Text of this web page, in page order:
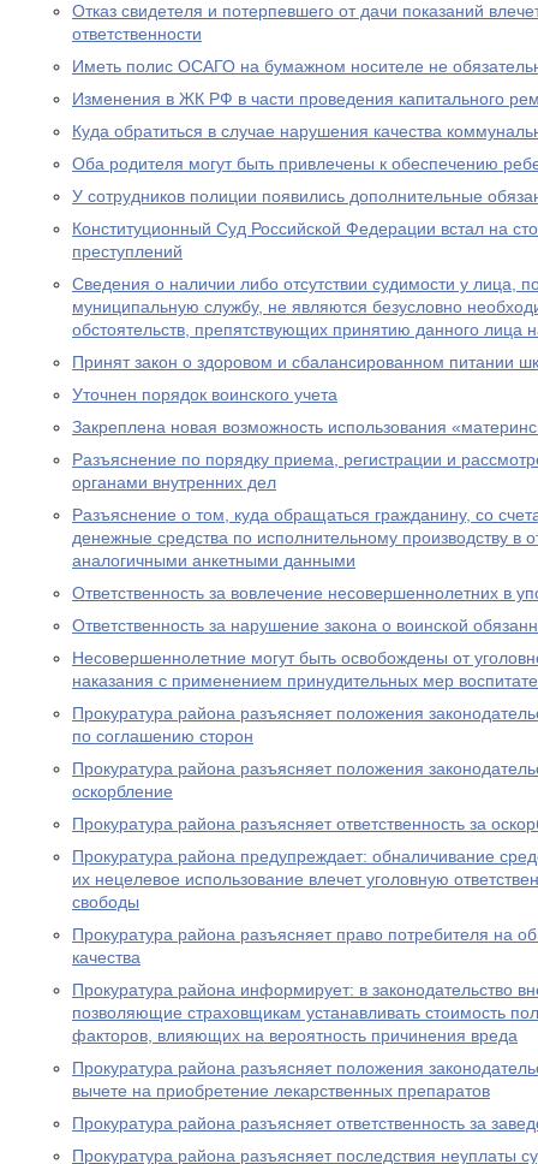
Отказ свидетеля и потерпевшего от дачи показаний
ответственности
Иметь полис ОСАГО на бумажном носителе не
Изменения в ЖК РФ в части проведения капитального
Куда обратиться в случае нарушения качества
Оба родителя могут быть привлечены к обеспечению
У сотрудников полиции появились дополнительные
Конституционный Суд Российской Федерации встал на
преступлений
Сведения о наличии либо отсутствии судимости у лица,
муниципальную службу, не являются безусловно
обстоятельств, препятствующих принятию данного лица
Принят закон о здоровом и сбалансированном питании
Уточнен порядок воинского учета
Закреплена новая возможность использования
Разъяснение по порядку приема, регистрации и
органами внутренних дел
Разъяснение о том, куда обращаться гражданину, со
денежные средства по исполнительному производству в
аналогичными анкетными данными
Ответственность за вовлечение несовершеннолетних в
Ответственность за нарушение закона о воинской
Несовершеннолетние могут быть освобождены от
наказания с применением принудительных мер
Прокуратура района разъясняет положения
по соглашению сторон
Прокуратура района разъясняет положения
оскорбление
Прокуратура района разъясняет ответственность за
Прокуратура района предупреждает: обналичивание
их нецелевое использование влечет уголовную
свободы
Прокуратура района разъясняет право потребителя на
качества
Прокуратура района информирует: в законодательство
позволяющие страховщикам устанавливать стоимость
факторов, влияющих на вероятность причинения вреда
Прокуратура района разъясняет положения
вычете на приобретение лекарственных препаратов
Прокуратура района разъясняет ответственность за
Прокуратура района разъясняет последствия неуплаты